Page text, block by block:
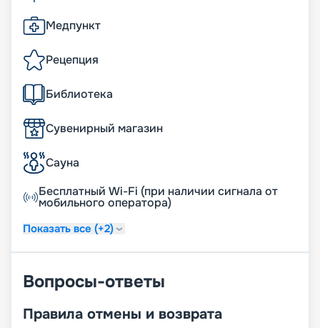
Медпункт
Рецепция
Библиотека
Сувенирный магазин
Сауна
Бесплатный Wi-Fi (при наличии сигнала от
мобильного оператора)
Показать все (+2)
Вопросы-ответы
Правила отмены и возврата